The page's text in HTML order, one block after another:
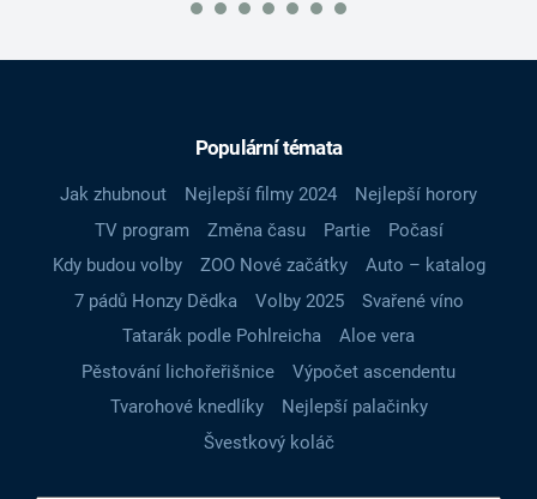
Populární témata
Jak zhubnout Nejlepší filmy 2024
Nejlepší horory
TV program
Změna času Partie
Počasí
Kdy budou volby
ZOO Nové začátky
Auto – katalog
7 pádů Honzy Dědka
Volby 2025
Svařené víno
Tatarák podle Pohlreicha
Aloe vera
Pěstování lichořeřišnice
Výpočet ascendentu
Tvarohové knedlíky
Nejlepší palačinky
Švestkový koláč